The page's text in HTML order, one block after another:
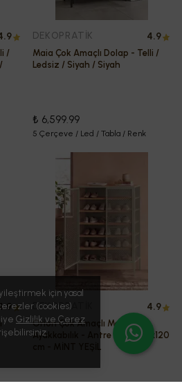
için yasal
(cookies)
Gizlilik ve Çerez
/
DEKOPRATİK
Maia Çok Amaçlı Dolap - Telli /
Ledsiz / Siyah / Siyah
₺ 6,599.99
5 Çerçeve / Led / Tabla / Renk
4.9
DEKOPRATİK
Orion Çok Amaçlı Metal
Ayakkabılık - Antre Dolabı 81x120
cm - MİNT YEŞİL
4.9